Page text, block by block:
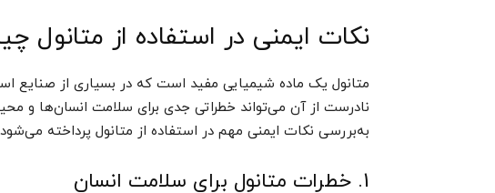
نکات ایمنی در استفاده از متانول
متانول یک ماده شیمیایی مفید است که در بسیاری از صنایع
نادرست از آن می‌تواند خطراتی جدی برای سلامت انسان‌ها و
به‌بررسی نکات ایمنی مهم در استفاده از متانول پرداخته
1. خطرات متانول برای سلامت انسان